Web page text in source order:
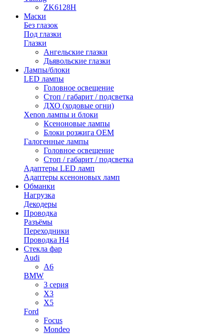
ZK6128H
Маски
Без глазок
Под глазки
Глазки
Ангельские глазки
Дьявольские глазки
Лампы/блоки
LED лампы
Головное освещение
Стоп / габарит / подсветка
ДХО (ходовые огни)
Xenon лампы и блоки
Ксеноновые лампы
Блоки розжига OEM
Галогенные лампы
Головное освещение
Стоп / габарит / подсветка
Адаптеры LED ламп
Адаптеры ксеноновых ламп
Обманки
Нагрузка
Декодеры
Проводка
Разъёмы
Переходники
Проводка H4
Стекла фар
Audi
A6
BMW
3 серия
X3
X5
Ford
Focus
Mondeo